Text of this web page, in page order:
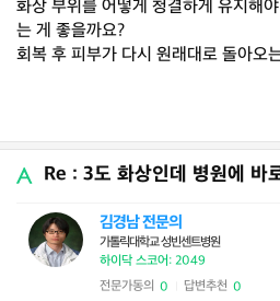
화상 부위를 어떻게 청결하게 유지해
는 게 좋을까요?
회복 후 피부가 다시 원래대로 돌아오
Re : 3도 화상인데 병원에 바
김경남 전문의
가톨릭대학교 성빈센트병원
하이닥 스코어: 2049
전문가동의 0 답변추천 0